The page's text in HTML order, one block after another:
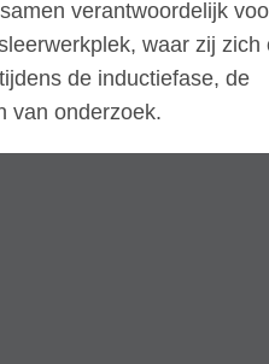
verantwoordelijk
waar zij zich
de inductiefase, de
van onderzoek.